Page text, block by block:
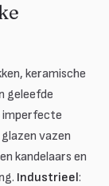
keramische
geleefde
imperfecte
vazen
kandelaars en
Industrieel: